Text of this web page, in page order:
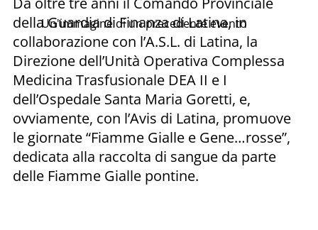
Un'immagine di un precedente evento
della Guardia di Finanza di Latina, in
collaborazione con l’A.S.L. di Latina, la
Direzione dell’Unità Operativa Complessa
Medicina Trasfusionale DEA II e I
dell’Ospedale Santa Maria Goretti, e,
ovviamente, con l’Avis di Latina, promuove
le giornate “Fiamme Gialle e Gene…rosse”,
dedicata alla raccolta di sangue da parte
delle Fiamme Gialle pontine.